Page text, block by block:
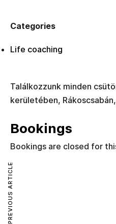
Categories
Life coaching
Találkozzunk minden
kerületében,
Bookings
Bookings are closed for
PREVIOUS ARTICLE